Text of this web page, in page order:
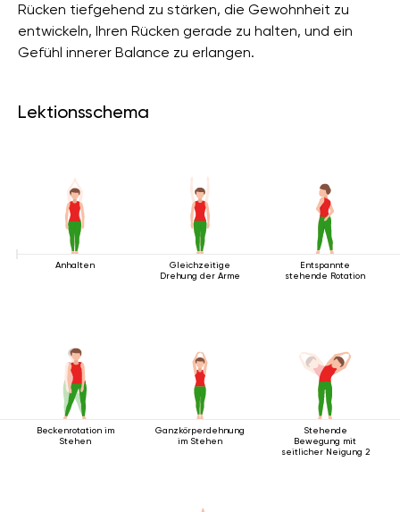
Rücken tiefgehend zu stärken, die Gewohnheit zu
entwickeln, Ihren Rücken gerade zu halten, und ein
Gefühl innerer Balance zu erlangen.
Lektionsschema
Anhalten
Gleichzeitige
Drehung der Arme
Entspannte
stehende Rotation
Beckenrotation im
Stehen
Ganzkörperdehnung
im Stehen
Stehende
Bewegung mit
seitlicher Neigung 2